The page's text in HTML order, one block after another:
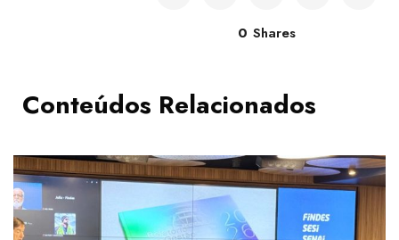
0 Shares
Conteúdos Relacionados